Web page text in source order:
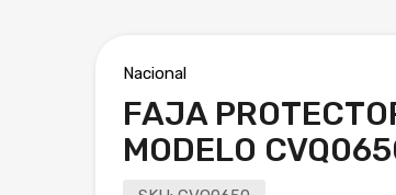
Nacional
FAJA
MODELO